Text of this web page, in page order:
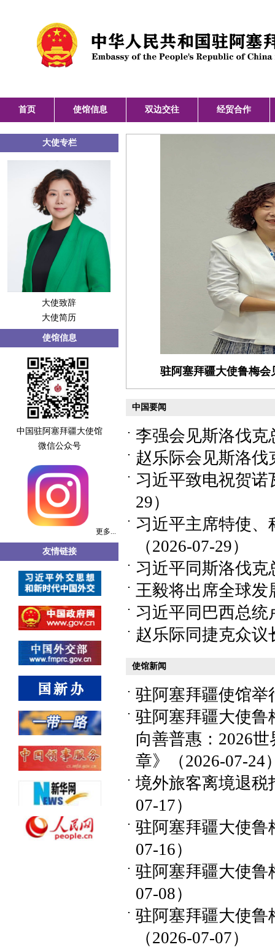
首页 使馆信息 双边交往 经贸合作
大使专栏
大使致辞
大使简历
使馆信息
中国驻阿塞拜疆大使馆
微信公众号
更多...
友情链接
驻阿塞拜疆大使鲁梅
中国要闻
李强会见斯洛伐克
赵乐际会见斯洛伐
习近平致电祝贺诺
29）
习近平主席特使
（2026-07-29）
习近平同斯洛伐克
王毅将出席全球发
习近平同巴西总统
赵乐际同捷克众议
使馆新闻
驻阿塞拜疆使馆举
驻阿塞拜疆大使鲁
向善普惠：2026
章》（2026-07-24
境外旅客离境退税
07-17）
驻阿塞拜疆大使鲁
07-16）
驻阿塞拜疆大使鲁
07-08）
驻阿塞拜疆大使鲁
（2026-07-07）